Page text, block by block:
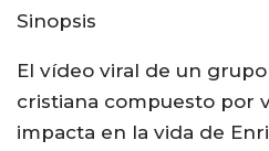
Sinopsis
El vídeo viral de un
cristiana compuesto por
impacta en la vida de